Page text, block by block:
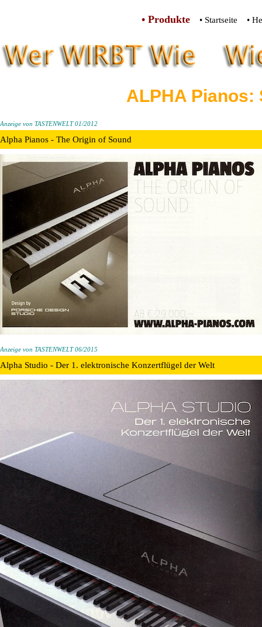
• Produkte • Startseite •
ALPHA Pianos:
Anzeige von TASTENWELT 01/2012
Alpha Pianos - The Origin of Sound
Anzeige von TASTENWELT 06/2015
Alpha Studio - Der 1. elektronische Konzertflügel der Welt